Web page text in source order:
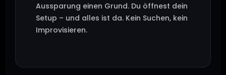
Aussparung einen Grund. Du öffnest dein
Setup – und alles ist da. Kein Suchen, kein
Improvisieren.